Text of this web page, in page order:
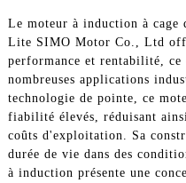
Le moteur à induction à
Lite SIMO Motor Co., Ltd
performance et rentabilité,
nombreuses applications
technologie de pointe, ce
fiabilité élevés, réduisant
coûts d'exploitation. Sa
durée de vie dans des
à induction présente une